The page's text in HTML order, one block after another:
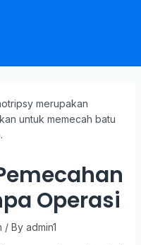
Operasi
/ By admin1